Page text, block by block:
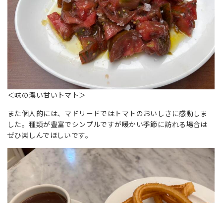
＜味の濃い甘いトマト＞
また個人的には、マドリードではトマトのおいしさに感動しま
した。種類が豊富でシンプルですが暖かい季節に訪れる場合は
ぜひ楽しんでほしいです。